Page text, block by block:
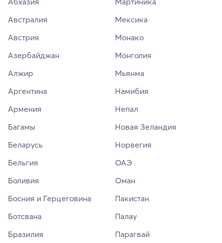
Австралия
Австрия
Азербайджан
Алжир
Аргентина
Армения
Багамы
Беларусь
Бельгия
Боливия
Босния и Герцеговина
Ботсвана
Бразилия
Мексика
Монако
Монголия
Мьянма
Намибия
Непал
Новая Зеландия
Норвегия
ОАЭ
Оман
Пакистан
Палау
Парагвай